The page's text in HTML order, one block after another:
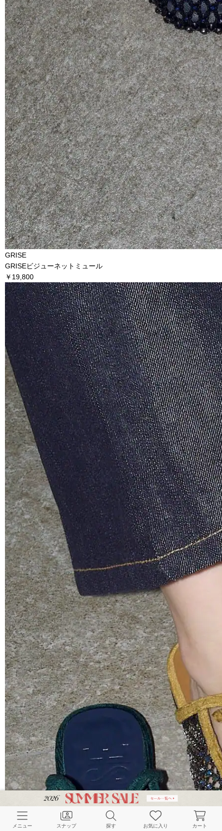
GRISE
GRISEビジューネットミュール
￥19,800
メニュー スナップ 探す お気に入り カート